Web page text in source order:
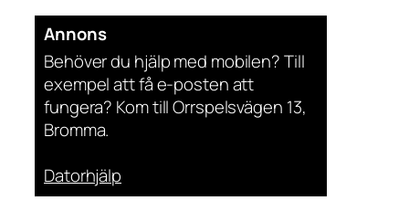
Annons
Behöver du hjälp med mobilen? Till
exempel att få e-posten att
fungera? Kom till Orrspelsvägen 13,
Bromma.
Datorhjälp